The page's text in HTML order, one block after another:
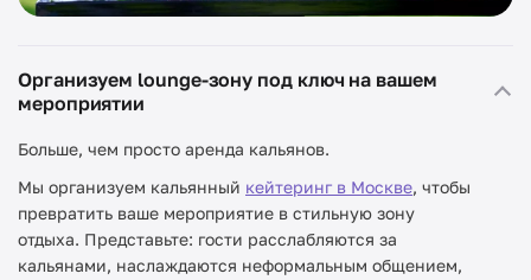
Организуем lounge-зону под ключ на вашем
мероприятии
Больше, чем просто аренда кальянов.
Мы организуем кальянный кейтеринг в Москве, чтобы
превратить ваше мероприятие в стильную зону
отдыха. Представьте: гости расслабляются за
кальянами, наслаждаются неформальным общением,